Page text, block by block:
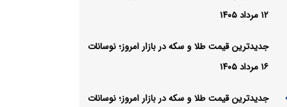
۱۲ مرداد ۱۴۰۵
جدیدترین قیمت طلا و سکه در بازار امروز؛ نوسانات
۱۶ مرداد ۱۴۰۵
جدیدترین قیمت طلا و سکه در بازار امروز؛ نوسانات